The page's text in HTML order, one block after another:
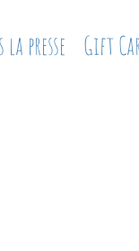
la presse Gift